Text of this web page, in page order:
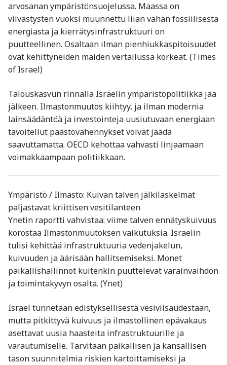
arvosanan ympäristönsuojelussa. Maassa on
viivästysten vuoksi muunnettu liian vähän fossiilisesta
energiasta ja kierrätysinfrastruktuuri on
puutteellinen. Osaltaan ilman pienhiukkaspitoisuudet
ovat kehittyneiden maiden vertailussa korkeat. (Times
of Israel)
Talouskasvun rinnalla Israelin ympäristöpolitiikka jää
jälkeen. Ilmastonmuutos kiihtyy, ja ilman modernia
lainsäädäntöä ja investointeja uusiutuvaan energiaan
tavoitellut päästövähennykset voivat jäädä
saavuttamatta. OECD kehottaa vahvasti linjaamaan
voimakkaampaan politiikkaan.
Ympäristö / Ilmasto: Kuivan talven jälkilaskelmat
paljastavat kriittisen vesitilanteen
Ynetin raportti vahvistaa: viime talven ennätyskuivuus
korostaa Ilmastonmuutoksen vaikutuksia. Israelin
tulisi kehittää infrastruktuuria vedenjakelun,
kuivuuden ja äärisään hallitsemiseksi. Monet
paikallishallinnot kuitenkin puuttelevat varainvaihdon
ja toimintakyvyn osalta. (Ynet)
Israel tunnetaan edistyksellisestä vesiviisaudestaan,
mutta pitkittyvä kuivuus ja ilmastollinen epävakaus
asettavat uusia haasteita infrastruktuurille ja
varautumiselle. Tarvitaan paikallisen ja kansallisen
tason suunnitelmia riskien kartoittamiseksi ja